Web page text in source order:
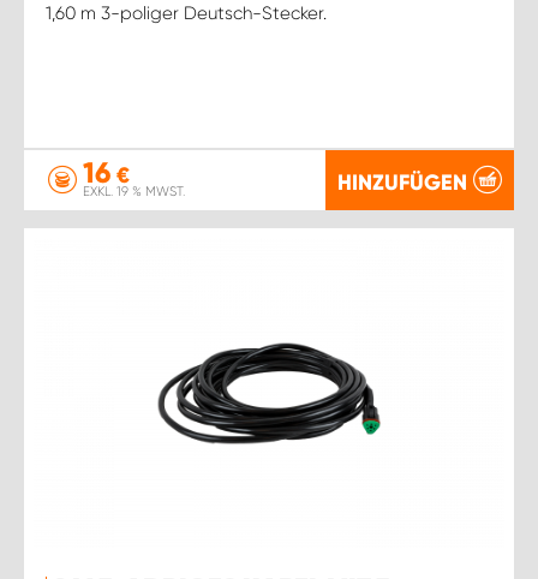
1,60 m 3-poliger Deutsch-Stecker.
16 €
EXKL. 19 % MWST. HINZUFÜGEN